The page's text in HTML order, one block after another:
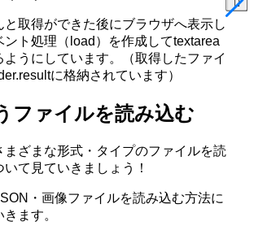
と取得ができた後にブラウザへ表示し
ント処理（load）を作成してtextarea
ようにしています。（取得したファイ
に格納されています）
ファイルを読み込む
まざまな形式・タイプのファイルを読
て見ていきましょう！
・画像ファイルを読み込む方法に
ます。